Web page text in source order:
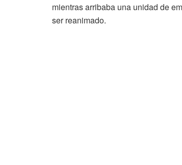
mientras arribaba una unidad de
ser reanimado.